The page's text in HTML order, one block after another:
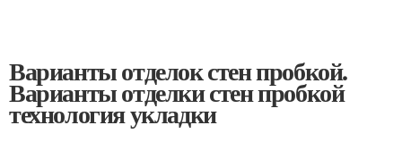
Варианты отделок стен пробкой.
Варианты отделки стен пробкой
технология укладки